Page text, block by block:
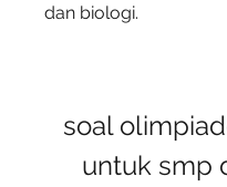
dan biologi.
soal
untuk smp